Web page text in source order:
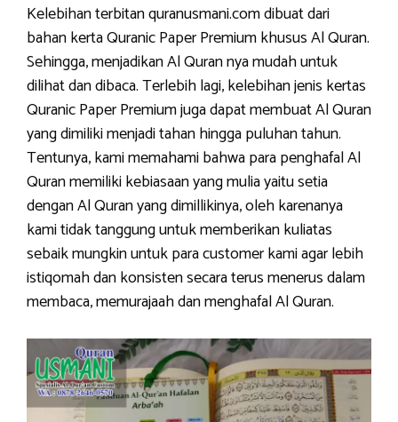
Kelebihan terbitan quranusmani.com dibuat dari
bahan kerta Quranic Paper Premium khusus Al Quran.
Sehingga, menjadikan Al Quran nya mudah untuk
dilihat dan dibaca. Terlebih lagi, kelebihan jenis kertas
Quranic Paper Premium juga dapat membuat Al Quran
yang dimiliki menjadi tahan hingga puluhan tahun.
Tentunya, kami memahami bahwa para penghafal Al
Quran memiliki kebiasaan yang mulia yaitu setia
dengan Al Quran yang dimillikinya, oleh karenanya
kami tidak tanggung untuk memberikan kuliatas
sebaik mungkin untuk para customer kami agar lebih
istiqomah dan konsisten secara terus menerus dalam
membaca, memurajaah dan menghafal Al Quran.